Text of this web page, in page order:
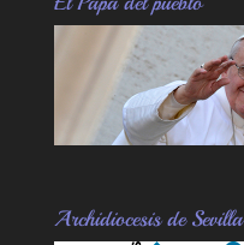
Archidiocesis de Sevilla